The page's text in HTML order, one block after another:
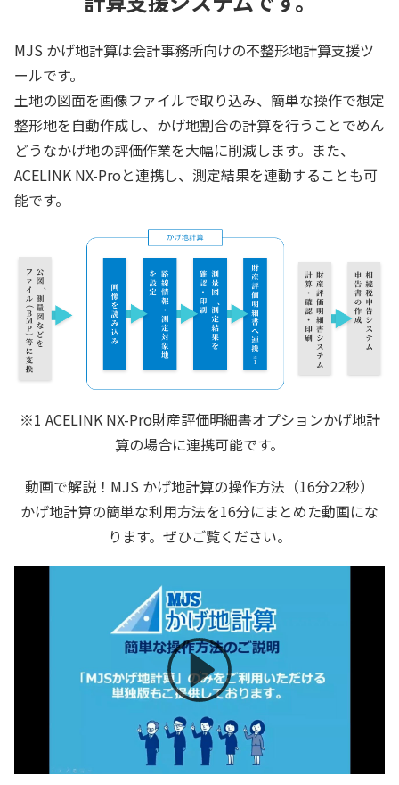
MJS かげ地計算は会計事務所向けの不整形地計算支援ツ
ールです。
土地の図面を画像ファイルで取り込み、簡単な操作で想定
整形地を自動作成し、かげ地割合の計算を行うことでめん
どうなかげ地の評価作業を大幅に削減します。また、
ACELINK NX-Proと連携し、測定結果を連動することも可
能です。
※1 ACELINK NX-Pro財産評価明細書オプションかげ地計
算の場合に連携可能です。
動画で解説！MJS かげ地計算の操作方法（16分22秒）
かげ地計算の簡単な利用方法を16分にまとめた動画にな
ります。ぜひご覧ください。